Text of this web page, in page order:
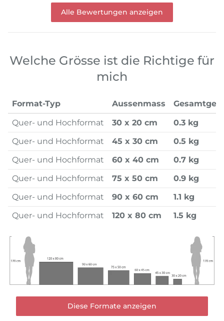
Alle Bewertungen anzeigen
Welche Grösse ist die Richtige für
mich
Format-Typ Aussenmass
Quer- und Hochformat
30 x 20 cm
0.3 kg
Quer- und Hochformat
45 x 30 cm
0.5 kg
Quer- und Hochformat
60 x 40 cm
0.7 kg
Quer- und Hochformat
75 x 50 cm
0.9 kg
Quer- und Hochformat
90 x 60 cm
1.1 kg
Quer- und Hochformat
120 x 80 cm 1.5 kg
Diese Formate anzeigen